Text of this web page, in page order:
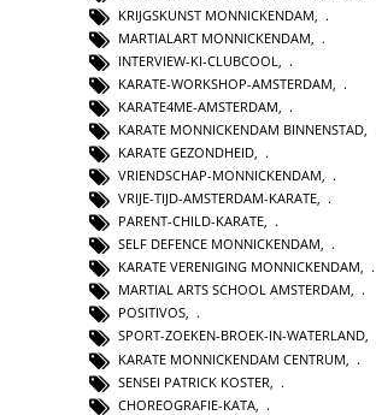
KRIJGSKUNST MONNICKENDAM
MARTIALART MONNICKENDAM
INTERVIEW-KI-CLUBCOOL
KARATE-WORKSHOP-AMSTERDAM
KARATE4ME-AMSTERDAM
KARATE MONNICKENDAM BINNENSTAD
KARATE GEZONDHEID
VRIENDSCHAP-MONNICKENDAM,
VRIJE-TIJD-AMSTERDAM-KARATE,
PARENT-CHILD-KARATE,
SELF DEFENCE MONNICKENDAM,
KARATE VERENIGING MONNICKENDAM,
MARTIAL ARTS SCHOOL AMSTERDAM,
POSITIVOS,
SPORT-ZOEKEN-BROEK-IN-WATERLAND,
KARATE MONNICKENDAM CENTRUM
SENSEI PATRICK KOSTER
CHOREOGRAFIE-KATA